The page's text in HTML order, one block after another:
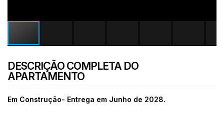
DESCRIÇÃO COMPLETA DO
APARTAMENTO
Em Construção- Entrega em Junho de 2028.